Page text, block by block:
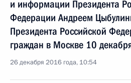
и информации Президента
Федерации Андреем
Президента Российской
граждан в Москве 10
26 декабря 2016 года, 10:54